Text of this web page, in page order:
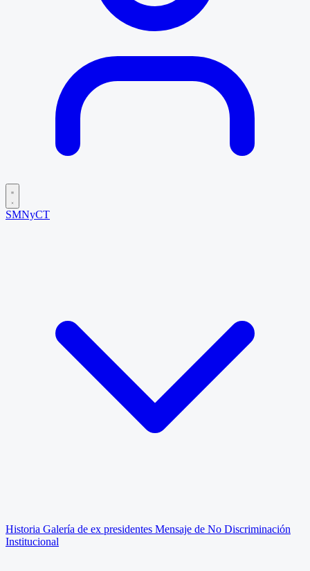
SMNyCT
Historia Galería de ex presidentes Mensaje de No Discriminación
Institucional